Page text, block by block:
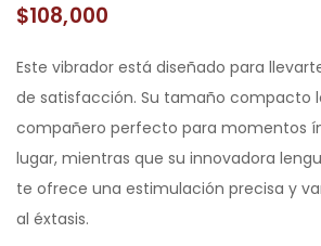
$108,000
Este vibrador está diseñado para
de satisfacción. Su tamaño compacto
compañero perfecto para momentos
lugar, mientras que su innovadora
te ofrece una estimulación precisa y
al éxtasis.